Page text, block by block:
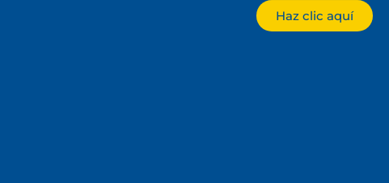
Haz clic aquí